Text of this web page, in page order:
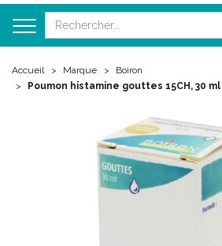
Accueil Marque
Boiron
Poumon histamine gouttes 15CH, 30